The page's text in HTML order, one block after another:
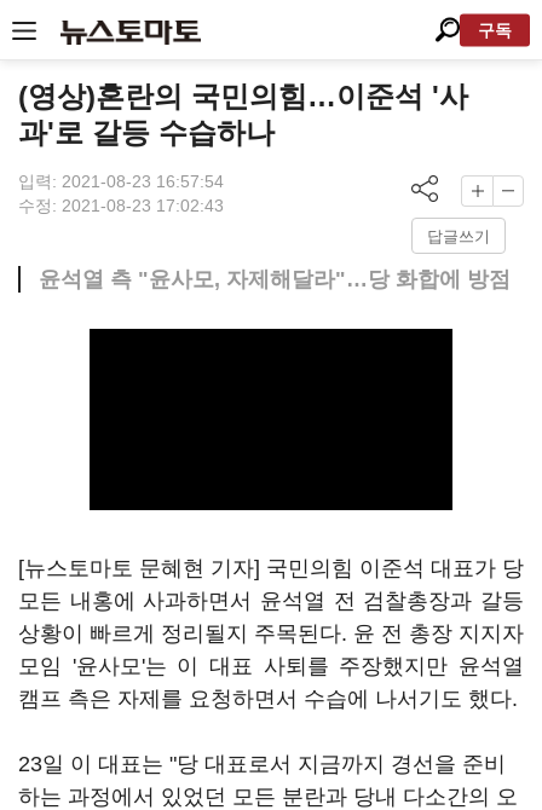
구독
(영상)혼란의 국민의힘…이준석 '사
과'로 갈등 수습하나
입력: 2021-08-23 16:57:54
수정: 2021-08-23 17:02:43
답글쓰기
윤석열 측 "윤사모, 자제해달라"…당 화합에 방점
[뉴스토마토 문혜현 기자] 국민의힘 이준석 대표가 당
모든 내홍에 사과하면서 윤석열 전 검찰총장과 갈등
상황이 빠르게 정리될지 주목된다. 윤 전 총장 지지자
모임 '윤사모'는 이 대표 사퇴를 주장했지만 윤석열
캠프 측은 자제를 요청하면서 수습에 나서기도 했다.
23일 이 대표는 "당 대표로서 지금까지 경선을 준비
하는 과정에서 있었던 모든 분란과 당내 다소간의 오